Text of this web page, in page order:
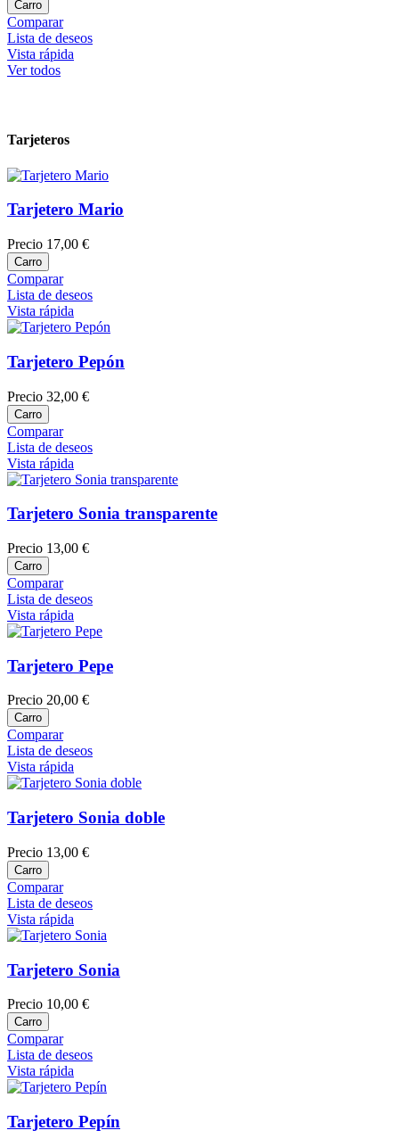
Carro
Comparar
Lista de deseos
Vista rápida
Ver todos
Tarjeteros
Tarjetero Mario
Precio 17,00 €
Carro
Comparar
Lista de deseos
Vista rápida
Tarjetero Pepón
Precio 32,00 €
Carro
Comparar
Lista de deseos
Vista rápida
Tarjetero Sonia transparente
Precio 13,00 €
Carro
Comparar
Lista de deseos
Vista rápida
Tarjetero Pepe
Precio 20,00 €
Carro
Comparar
Lista de deseos
Vista rápida
Tarjetero Sonia doble
Precio 13,00 €
Carro
Comparar
Lista de deseos
Vista rápida
Tarjetero Sonia
Precio 10,00 €
Carro
Comparar
Lista de deseos
Vista rápida
Tarjetero Pepín